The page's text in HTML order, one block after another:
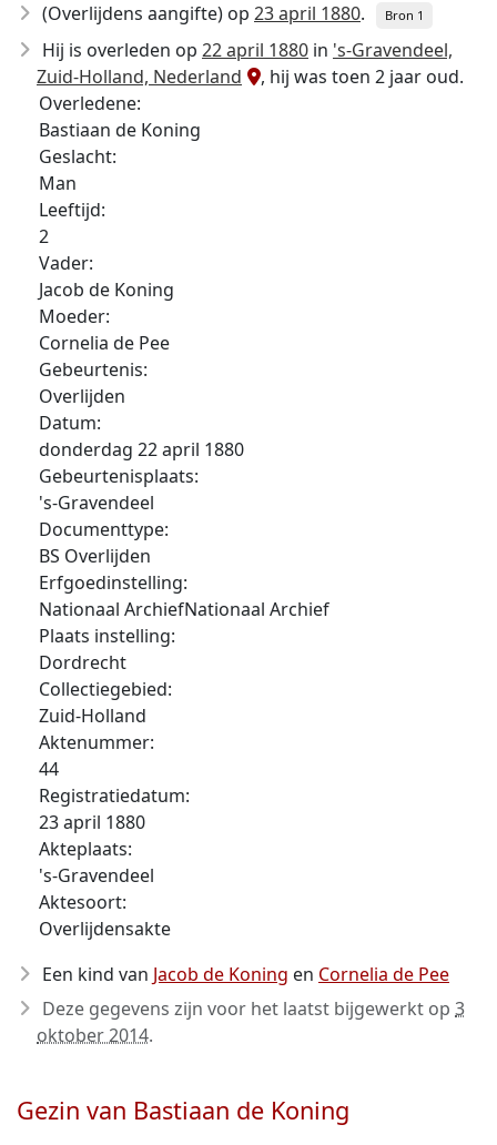
(Overlijdens aangifte) op 23 april 1880. Bron 1
Hij is overleden op 22 april 1880 in 's-Gravendeel,
Zuid-Holland, Nederland
, hij was toen 2 jaar oud.
Overledene:
Bastiaan de Koning
Geslacht:
Man
Leeftijd:
2
Vader:
Jacob de Koning
Moeder:
Cornelia de Pee
Gebeurtenis:
Overlijden
Datum:
donderdag 22 april 1880
Gebeurtenisplaats:
's-Gravendeel
Documenttype:
BS Overlijden
Erfgoedinstelling:
Nationaal ArchiefNationaal Archief
Plaats instelling:
Dordrecht
Collectiegebied:
Zuid-Holland
Aktenummer:
44
Registratiedatum:
23 april 1880
Akteplaats:
's-Gravendeel
Aktesoort:
Overlijdensakte
Een kind van Jacob de Koning en Cornelia de Pee
Deze gegevens zijn voor het laatst bijgewerkt op 3
oktober 2014.
Gezin van Bastiaan de Koning